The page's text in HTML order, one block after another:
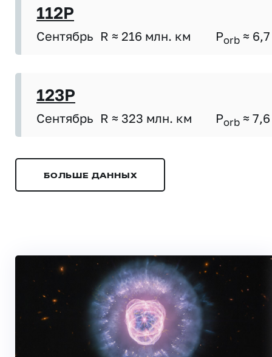
112P
Сентябрь R ≈ 216 млн. км Porb ≈ 6,7
123P
Сентябрь R ≈ 323 млн. км Porb ≈ 7,6
БОЛЬШЕ ДАННЫХ